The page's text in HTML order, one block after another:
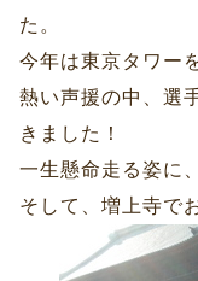
た。
今年は東京タワー
熱い声援の中、選
きました！
一生懸命走る姿に
そして、増上寺で